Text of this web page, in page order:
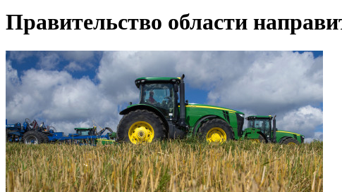
Правительство области